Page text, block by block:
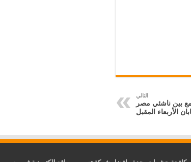
التالي
بين ناشئي مصر
الأربعاء المقبل